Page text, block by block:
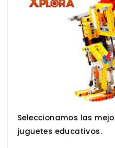
Seleccionamos las
juguetes educativos.